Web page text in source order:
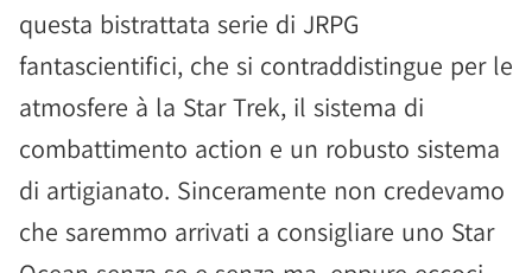
questa bistrattata serie di JRPG
fantascientifici, che si contraddistingue per le
atmosfere à la Star Trek, il sistema di
combattimento action e un robusto sistema
di artigianato. Sinceramente non credevamo
che saremmo arrivati a consigliare uno Star